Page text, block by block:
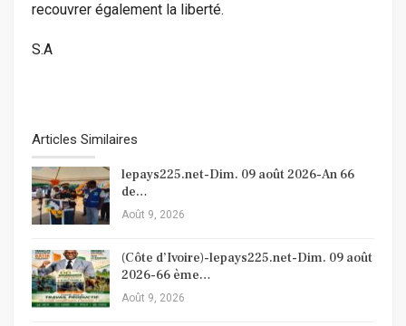
recouvrer également la liberté.
S.A
Articles Similaires
lepays225.net-Dim. 09 août 2026-An 66
de…
Août 9, 2026
(Côte d’Ivoire)-lepays225.net-Dim. 09 août
2026-66 ème…
Août 9, 2026